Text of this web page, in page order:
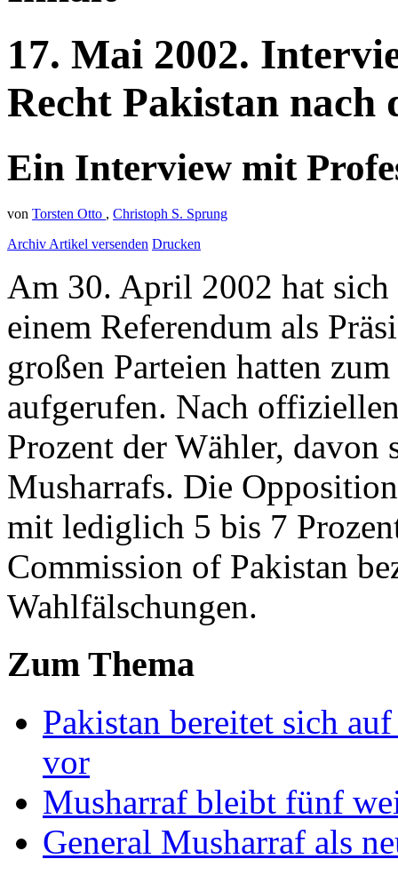
17. Mai 2002.
Recht Pakistan nach
Ein Interview mit
von Torsten Otto , Christoph S. Sprung
ArchivArtikel versenden Drucken
Am 30. April 2002 hat
einem Referendum als
großen Parteien hatten
aufgerufen. Nach
Prozent der Wähler,
Musharrafs. Die
mit lediglich 5 bis 7
Commission of Pakistan
Wahlfälschungen.
Zum Thema
Pakistan bereitet sich
vor
Musharraf bleibt fünf
General Musharraf als